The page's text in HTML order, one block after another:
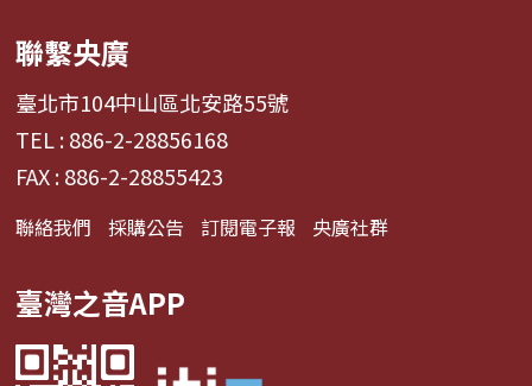
聯繫央廣
臺北市104中山區北安路55號
TEL : 886-2-28856168
FAX : 886-2-28855423
聯絡我們 採購公告 訂閱電子報 央廣社群
臺灣之音APP